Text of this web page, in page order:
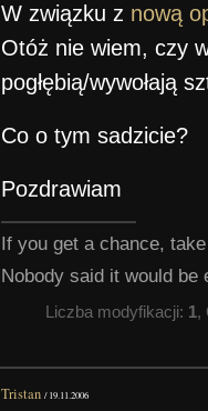
W związku z nową
Otóż nie wiem, czy
pogłębią/wywołają
Co o tym sadzicie?
Pozdrawiam
If you get a chance,
Nobody said it would
Liczba modyfikacji: 1,
Tristan /19.11.2006